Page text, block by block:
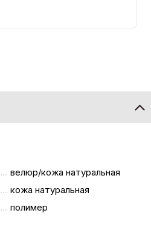
велюр/кожа натуральная
кожа натуральная
полимер